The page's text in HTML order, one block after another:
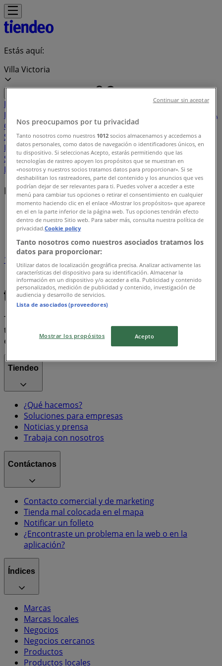
Estás aquí:
Villa Victoria
Destacados
Departamentales
El Regreso A
Clases HogarFarmacias y
SaludElectrónicaFerreteríasSalud y
BellezaRestaurantesAutosBancos y
ServiciosDeporteLibrerías y PapeleríasOcioNiños
EntretenimientoÓpticas
Marcas locales
Tiendeo en Villa Victoria»
Índice marcas
1
iphone
Coca Cola Misoprostol
Tiendeo forma parte de Shopfully, la empresa
tecnológica que está reinventando las compras locales
en todo el mundo.
Tiendeo
¿Qué hacemos?
Soluciones para empresas
Noticias y prensa
Trabaja con nosotros
Contáctanos
Contacto comercial y de marketing
Tienda mal colocada en el mapa
Notificar un folleto
¿Encontraste un problema en la web o en la
aplicación?
Índices
Marcas
Marcas locales
Negocios
Negocios cercanos
Productos
Productos locales
Nos preocupamos por tu privacidad
Tanto nosotros como nuestros 1012 socios almacenamos y accedemos a
datos personales, como datos de navegación o identificadores únicos, en
tu dispositivo. Si seleccionas Acepto, estarás permitiendo que las
tecnologías de rastreo apoyen los propósitos que se muestran en
«nosotros y nuestros socios tratamos datos para proporcionar». Si se
deshabilitan los rastreadores, parte del contenido y los anuncios que ves
podrían dejar de ser relevantes para ti. Puedes volver a acceder a este
menú para cambiar tus opciones o retirar el consentimiento en cualquier
momento haciendo clic en el enlace «Mostrar los propósitos» que aparece
en el en la parte inferior de la página web. Tus opciones tendrán efecto
dentro de nuestro Sitio web. Para saber más, consulta nuestra política de
privacidad.Cookie policy
Tanto nosotros como nuestros asociados tratamos los
datos para proporcionar:
Utilizar datos de localización geográfica precisa. Analizar activamente las
características del dispositivo para su identificación. Almacenar la
información en un dispositivo y/o acceder a ella. Publicidad y contenido
personalizados, medición de publicidad y contenido, investigación de
audiencia y desarrollo de servicios.
Lista de asociados (proveedores)
Mostrar los propósitos Acepto
Continuar sin aceptar